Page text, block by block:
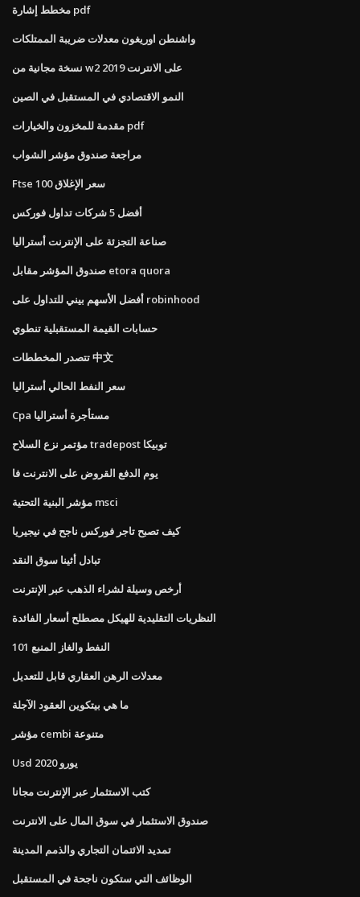
مخطط إشارة pdf
واشنطن اوريغون معدلات ضريبة الممتلكات
نسخة مجانية من w2 على الانترنت 2019
النمو الاقتصادي في المستقبل في الصين
مقدمة للمخزون والخيارات pdf
مراجعة صندوق مؤشر الشواب
Ftse 100 سعر الإغلاق
أفضل 5 شركات تداول فوركس
صناعة التجزئة على الإنترنت أستراليا
صندوق المؤشر مقابل etora quora
أفضل الأسهم بيني للتداول على robinhood
حسابات القيمة المستقبلية تنطوي
تتصدر المخططات 中文
سعر النفط الحالي أستراليا
Cpa مستأجرة أستراليا
مؤتمر نزع السلاح tradepost توبيكا
يوم الدفع القروض على الانترنت فا
مؤشر البنية التحتية msci
كيف تصبح تاجر فوركس ناجح في نيجيريا
تبادل أثينا سوق النقد
أرخص وسيلة لشراء الذهب عبر الإنترنت
النظريات التقليدية للهيكل مصطلح أسعار الفائدة
النفط والغاز المنبع 101
معدلات الرهن العقاري قابل للتعديل
ما هي بيتكوين العقود الآجلة
مؤشر cembi متنوعة
Usd يورو 2020
كتب الاستثمار عبر الإنترنت مجانا
صندوق الاستثمار في سوق المال على الانترنت
تمديد الائتمان التجاري والذمم المدينة
الوظائف التي ستكون ناجحة في المستقبل